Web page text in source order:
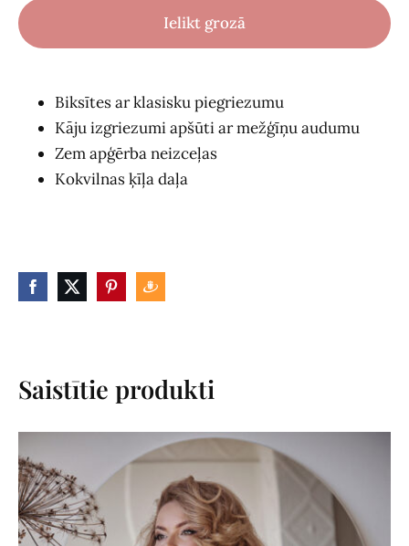
Ielikt grozā
Biksītes ar klasisku piegriezumu
Kāju izgriezumi apšūti ar mežģīņu audumu
Zem apģērba neizceļas
Kokvilnas ķīļa daļa
Saistītie produkti